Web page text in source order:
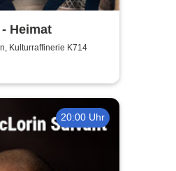
Heimat
Kulturraffinerie K714
20:00 Uhr